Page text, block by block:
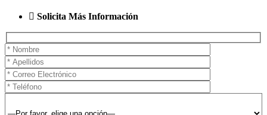
Solicita Más Información